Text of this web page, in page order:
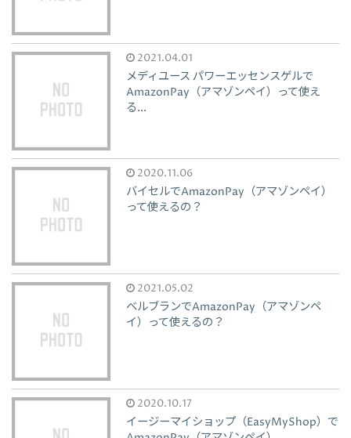
2021.04.01
メディユース パワーエッセンスゲルで
AmazonPay（アマゾンペイ）って使え
る...
2020.11.06
バイセルでAmazonPay（アマゾンペイ）
って使えるの？
2021.05.02
ベルブランでAmazonPay（アマゾンペ
イ）って使えるの？
2020.10.17
イージーマイショップ（EasyMyShop）で